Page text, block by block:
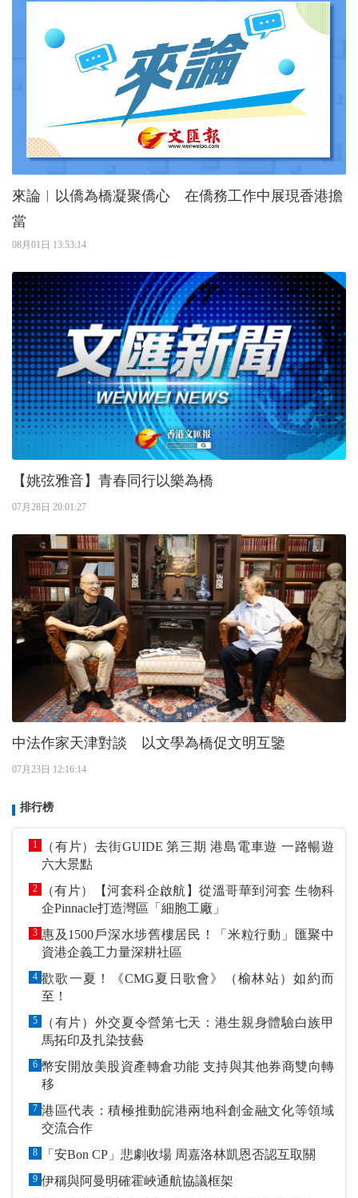
來論︱以僑為橋凝聚僑心 在僑務工作中展現香港擔
當
08月01日 13:53:14
【姚弦雅音】青春同行以樂為橋
07月28日 20:01:27
中法作家天津對談 以文學為橋促文明互鑒
07月23日 12:16:14
排行榜
1
（有片）去街GUIDE 第三期 港島電車遊 一路暢遊
六大景點
2
（有片）【河套科企啟航】從溫哥華到河套 生物科
企Pinnacle打造灣區「細胞工廠」
3 惠及1500戶深水埗舊樓居民！「米粒行動」匯聚中
資港企義工力量深耕社區
4 歡歌一夏！《CMG夏日歌會》（榆林站）如約而
至！
5
（有片）外交夏令營第七天：港生親身體驗白族甲
馬拓印及扎染技藝
6 幣安開放美股資產轉倉功能 支持與其他券商雙向轉
移
7 港區代表：積極推動皖港兩地科創金融文化等領域
交流合作
8 「安Bon CP」悲劇收場 周嘉洛林凱恩否認互取關
9 伊稱與阿曼明確霍峽通航協議框架